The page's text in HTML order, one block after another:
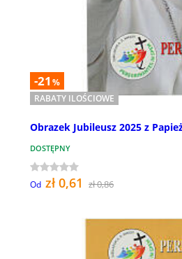
-21 %
RABATY ILOŚCIOWE
Obrazek Jubileusz 2025 z
DOSTĘPNY
Od zł 0,61 zł 0,86